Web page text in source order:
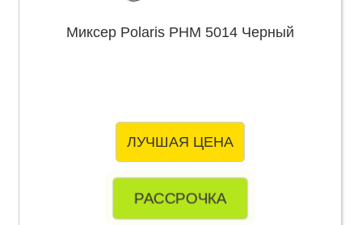
Миксер Polaris PHM 5014 Черный
ЛУЧШАЯ ЦЕНА
РАССРОЧКА